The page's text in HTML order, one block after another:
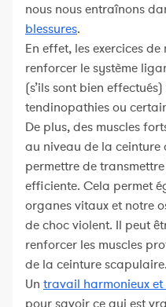
nous nous entraînons
blessures.
En effet, les exercices
renforcer le système
(s’ils sont bien
tendinopathies ou
De plus, des muscles
au niveau de la
permettre de
efficiente. Cela permet
organes vitaux et notre
de choc violent. Il peut
renforcer les muscles
de la ceinture scapulaire.
Un travail harmonieux et